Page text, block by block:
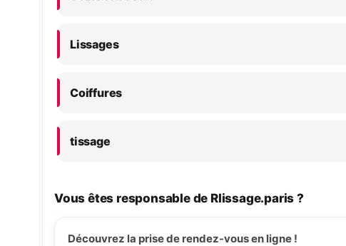
Lissages
Coiffures
tissage
Vous êtes responsable de Rlissage.paris ?
Découvrez la prise de rendez-vous en ligne !